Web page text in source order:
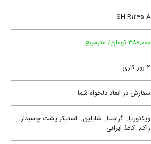
SH-R۱۲۴۵-A
۳۸۸,۰۰۰ تومان/ مترمربع
۲ روز کاری
سفارش در ابعاد دلخواه شما
ویکتوریا,گراسیا, شایلین, استیکر پشت چسبدار,
راک,کاغذ ایرانی